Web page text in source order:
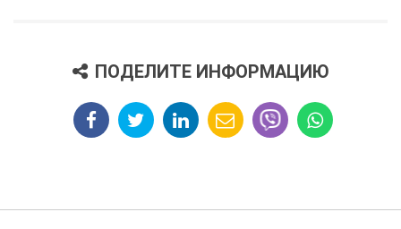
ПОДЕЛИТЕ ИНФОРМАЦИЮ